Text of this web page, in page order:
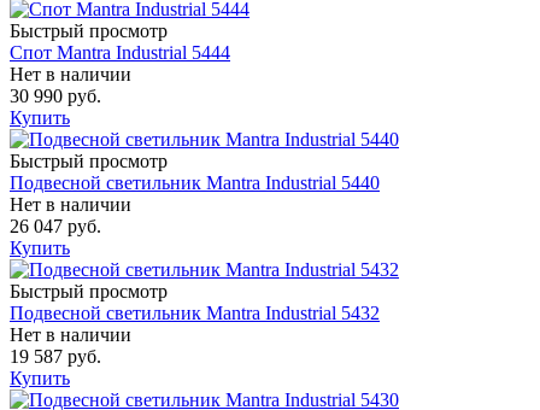
Быстрый просмотр
Спот Mantra Industrial 5444
Нет в наличии
30 990 руб.
Купить
Быстрый просмотр
Подвесной светильник Mantra Industrial 5440
Нет в наличии
26 047 руб.
Купить
Быстрый просмотр
Подвесной светильник Mantra Industrial 5432
Нет в наличии
19 587 руб.
Купить